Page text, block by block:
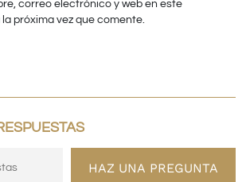
correo electrónico y web en este
próxima vez que comente.
HAZ UNA PREGUNTA